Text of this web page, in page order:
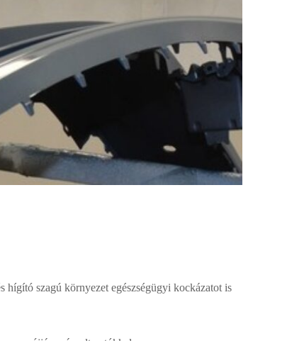
hígító szagú környezet egészségügyi kockázatot is